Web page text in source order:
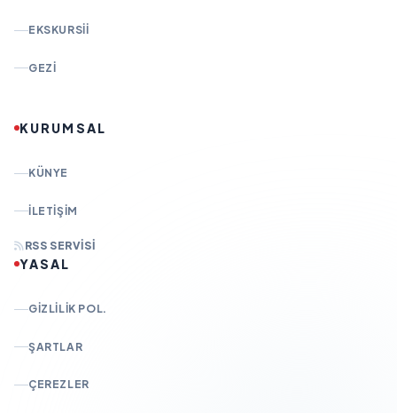
EKSKURSII
GEZI
KURUMSAL
KÜNYE
İLETIŞIM
RSS SERVISI
YASAL
GIZLILIK POL.
ŞARTLAR
ÇEREZLER